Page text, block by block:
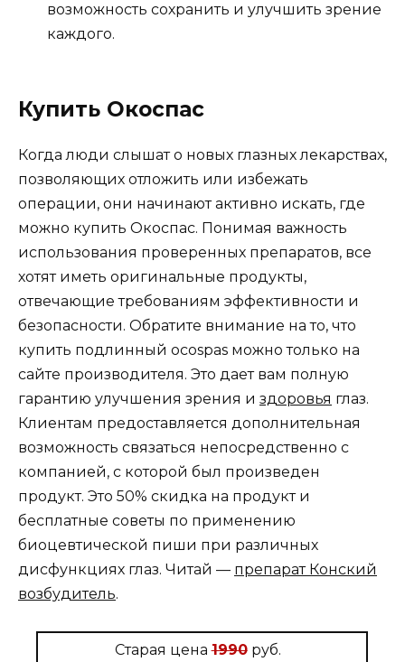
возможность сохранить и улучшить зрение
каждого.
Купить Окоспас
Когда люди слышат о новых глазных лекарствах,
позволяющих отложить или избежать
операции, они начинают активно искать, где
можно купить Окоспас. Понимая важность
использования проверенных препаратов, все
хотят иметь оригинальные продукты,
отвечающие требованиям эффективности и
безопасности. Обратите внимание на то, что
купить подлинный ocospas можно только на
сайте производителя. Это дает вам полную
гарантию улучшения зрения и здоровья глаз.
Клиентам предоставляется дополнительная
возможность связаться непосредственно с
компанией, с которой был произведен
продукт. Это 50% скидка на продукт и
бесплатные советы по применению
биоцевтической пиши при различных
дисфункциях глаз. Читай — препарат Конский
возбудитель.
Старая цена1990руб.